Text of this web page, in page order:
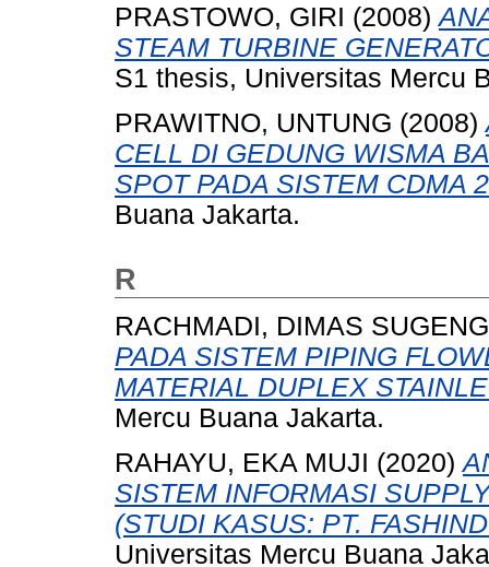
PRASTOWO, GIRI (2008)
STEAM TURBINE
S1 thesis, Universitas Mercu
PRAWITNO, UNTUNG (2008)
CELL DI GEDUNG WISMA
SPOT PADA SISTEM CDMA
Buana Jakarta.
R
RACHMADI, DIMAS SUGENG
PADA SISTEM PIPING
MATERIAL DUPLEX
Mercu Buana Jakarta.
RAHAYU, EKA MUJI (2020)
SISTEM INFORMASI
(STUDI KASUS: PT.
Universitas Mercu Buana